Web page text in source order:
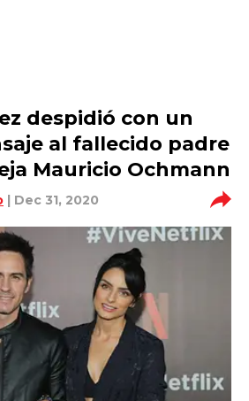
despidió con un
al fallecido padre
Mauricio Ochmann
| Dec 31, 2020